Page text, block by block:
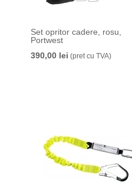
Set opritor cadere, rosu,
Portwest
390,00 lei (pret cu TVA)